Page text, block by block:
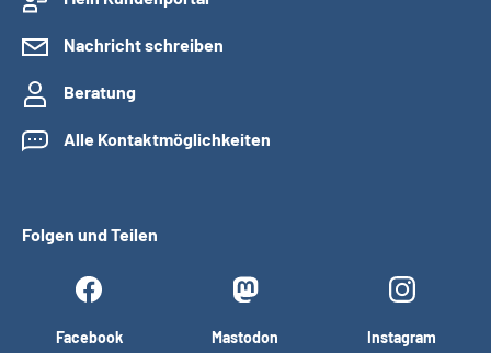
Nachricht schreiben
Beratung
Alle Kontaktmöglichkeiten
Folgen und Teilen
Facebook Mastodon Instagram